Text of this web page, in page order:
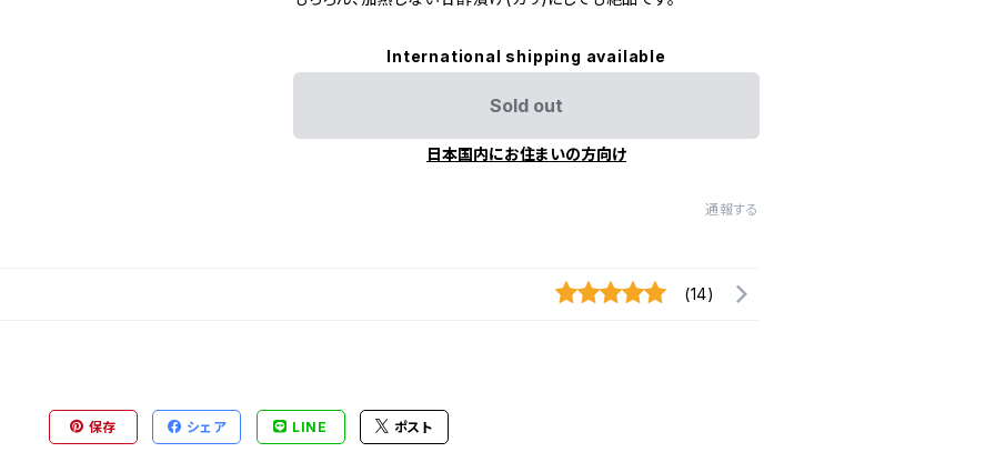
International shipping available
Sold out
日本国内にお住まいの方向け
通報する
(14)
保存 シェア LINE ポスト